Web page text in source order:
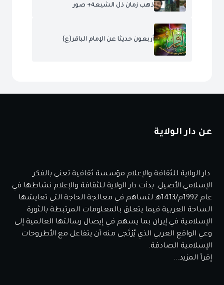
ذهب زمان ذل الشيعة+ صور
أربعون حديثا عن الإمام الباقر(ع)
عن دار الولاية
دار الولاية للثقافة والإعلام مؤسسة ثقافية تعني بالفكر
الإسلامي الأصيل. بدأت دار الولاية للثقافة والإعلام نشاطها في
عام 1992م/1413هـ لتساهم في معالجة الحاجة التي تعايشها
الساحة العربية فيما يتعلق بالمعلومات المرتبطة بالثورة
الإسلامية في إيران بما يسهم في إيصال رسالتها العالمية إلى
وعي الواقع العربي الذي يُرْتَجى منه أن يتفاعل مع الأطروحات
الإسلامية الصادقة.
إقرأ المزيد...